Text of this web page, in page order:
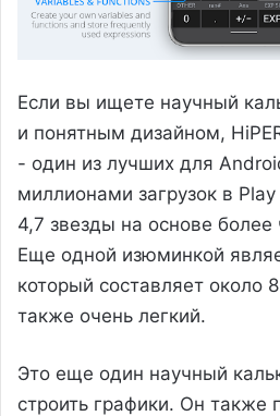
Если вы ищете научный
и понятным дизайном,
- один из лучших для
миллионами загрузок в
4,7 звезды на основе
Еще одной изюминкой
который составляет около
также очень легкий.
Это еще один научный
строить графики. Он также